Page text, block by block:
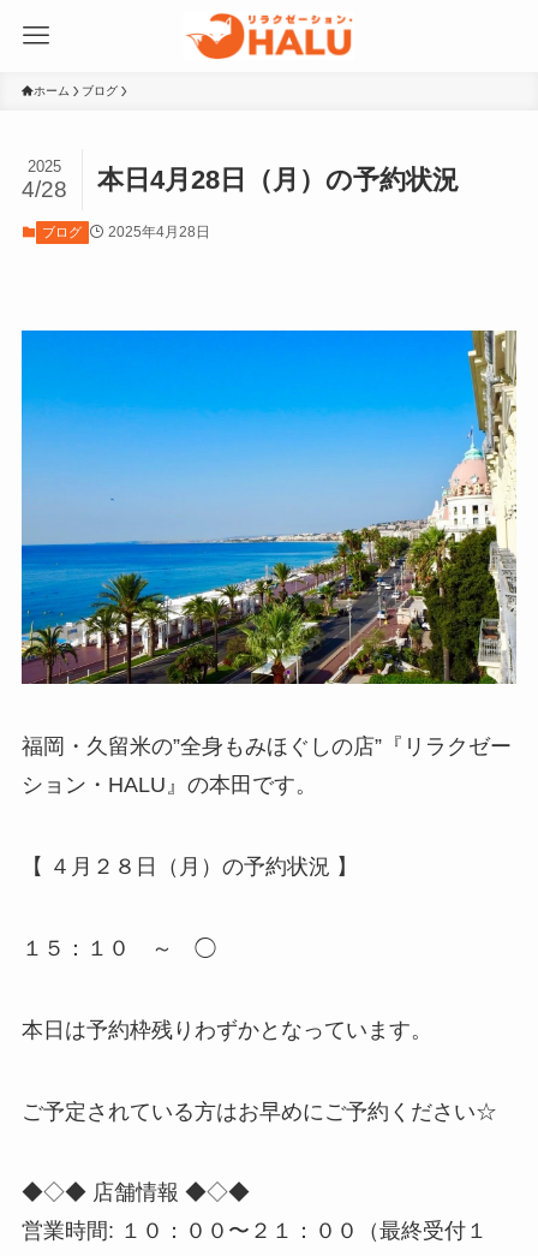
ホーム ブログ
本日4月28日（月）の予約状況
2025
4/28
ブログ 2025年4月28日
福岡・久留米の”全身もみほぐしの店”『リラクゼー
ション・HALU』の本田です。
【 ４月２８日（月）の予約状況 】
１５：１０ ～ ◯
本日は予約枠残りわずかとなっています。
ご予定されている方はお早めにご予約ください☆
◆◇◆ 店舗情報 ◆◇◆
営業時間: １０：００〜２１：００（最終受付１